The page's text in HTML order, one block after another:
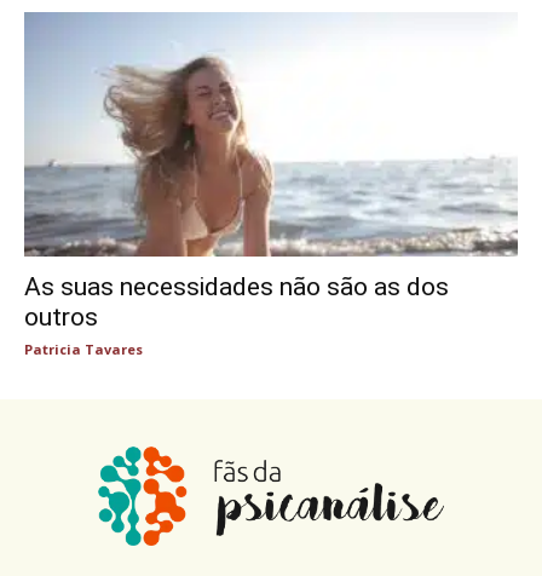
As suas necessidades não são as dos
outros
Patricia Tavares